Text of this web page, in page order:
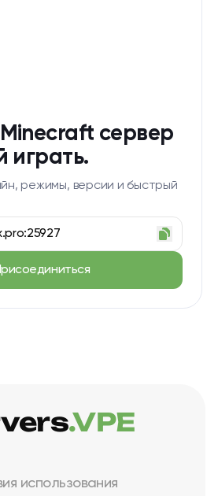
сервер
играть.
режимы, версии и быстрый
использования
.VPE